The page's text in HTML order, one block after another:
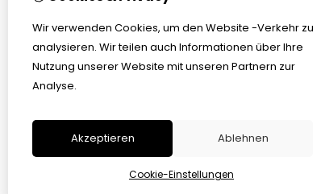
Wir verwenden Cookies, um den Website -Verkehr zu
analysieren. Wir teilen auch Informationen über Ihre
Nutzung unserer Website mit unseren Partnern zur
Analyse.
Akzeptieren Ablehnen
Cookie-Einstellungen